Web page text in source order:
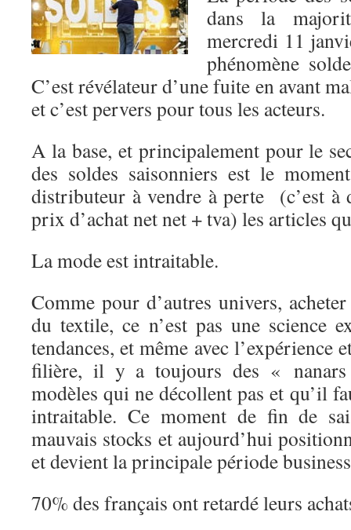
dans la
mercredi 11
phénomène
C’est révélateur d’une fuite en avant
et c’est pervers pour tous les acteurs.
A la base, et principalement pour le
des soldes saisonniers est le
distributeur à vendre à perte (c’est à
prix d’achat net net + tva) les articles
La mode est intraitable.
Comme pour d’autres univers,
du textile, ce n’est pas une science
tendances, et même avec l’expérience
filière, il y a toujours des « nanars
modèles qui ne décollent pas et qu’il
intraitable. Ce moment de fin de
mauvais stocks et aujourd’hui
et devient la principale période
70% des français ont retardé leurs